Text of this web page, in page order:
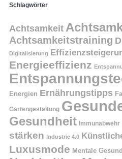
Schlagwörter
Achtsamkeit
Achtsamkeitstraining
Digitalisierung
Energieeffizienz
Energien Ernährungstipps
Gartengestaltung
Gesundheit Immunabwehr
stärken
Industrie 4.0
Luxusmode Mentale